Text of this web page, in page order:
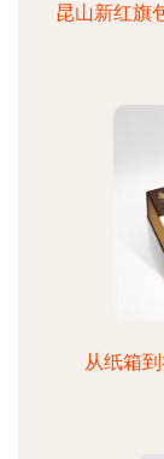
昆山新红旗
从纸箱